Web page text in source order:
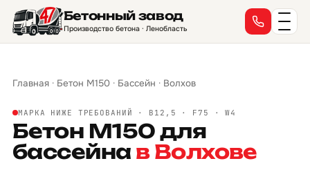
Бетонный завод
Производство бетона · Ленобласть
Главная · Бетон М150 · Бассейн · Волхов
МАРКА НИЖЕ ТРЕБОВАНИЙ · B12,5 · F75 · W4
Бетон М150 для
бассейна в Волхове